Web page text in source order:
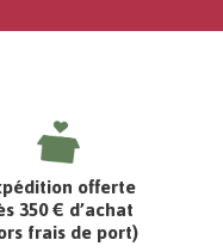
offerte
350 € d’achat
frais de port)